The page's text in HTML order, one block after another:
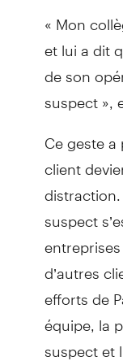
« Mon
et lui a dit
de son
suspect »,
Ce geste
client
suspect
d’autres
efforts de
équipe, la
suspect et